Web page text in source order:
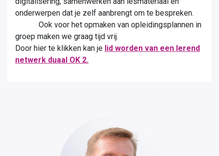
onderwerpen dat je zelf aanbrengt om te bespreken.
Ook voor het opmaken van opleidingsplannen in
groep maken we graag tijd vrij.
Door hier te klikken kan je lid worden van een lerend
netwerk duaal OK 2.